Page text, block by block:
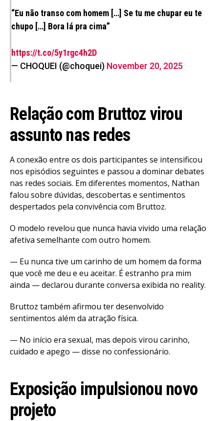
“Eu não transo com homem […] Se tu me chupar eu te
chupo […] Bora lá pra cima”
https://t.co/5y1rgc4h2D
— CHOQUEI (@choquei) November 20, 2025
Relação com Bruttoz virou
assunto nas redes
A conexão entre os dois participantes se intensificou
nos episódios seguintes e passou a dominar debates
nas redes sociais. Em diferentes momentos, Nathan
falou sobre dúvidas, descobertas e sentimentos
despertados pela convivência com Bruttoz.
O modelo revelou que nunca havia vivido uma relação
afetiva semelhante com outro homem.
— Eu nunca tive um carinho de um homem da forma
que você me deu e eu aceitar. É estranho pra mim
ainda — declarou durante conversa exibida no reality.
Bruttoz também afirmou ter desenvolvido
sentimentos além da atração física.
— No início era sexual, mas depois virou carinho,
cuidado e apego — disse no confessionário.
Exposição impulsionou novo
projeto